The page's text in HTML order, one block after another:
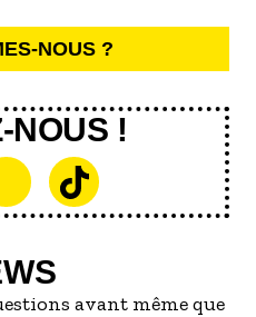
NOUS ?
NOUS !
avant même que